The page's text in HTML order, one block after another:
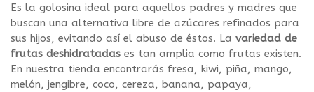
Es la golosina ideal para aquellos padres y madres que
buscan una alternativa libre de azúcares refinados para
sus hijos, evitando así el abuso de éstos. La variedad de
frutas deshidratadas es tan amplia como frutas existen.
En nuestra tienda encontrarás fresa, kiwi, piña, mango,
melón, jengibre, coco, cereza, banana, papaya,